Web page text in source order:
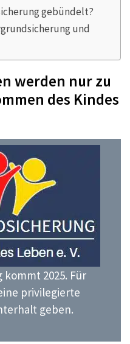
gebündelt?
und
werden nur zu
des Kindes
2025. Für
privilegierte
geben.